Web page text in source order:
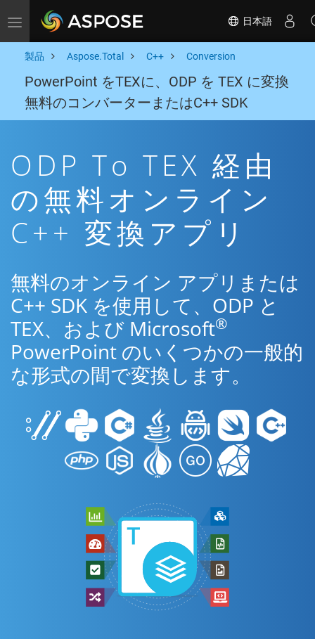
Toggle navigation 日本語
製品 Aspose.Total C++ Conversion
PowerPoint をTEXに、ODP を TEX に変換
無料のコンバーターまたはC++ SDK
ODP To TEX 経由
の無料オンライン
C++ 変換アプリ
無料のオンライン アプリまたは
C++ SDK を使用して、ODP と
TEX、および Microsoft®
PowerPoint のいくつかの一般的
な形式の間で変換します。